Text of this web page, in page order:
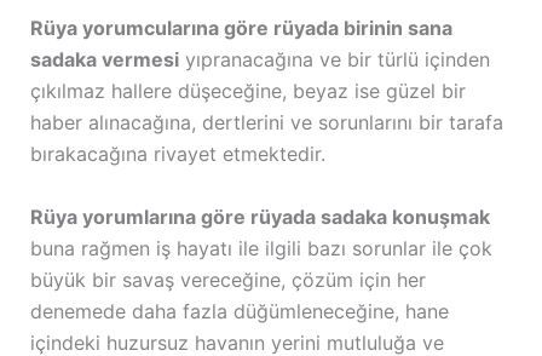
Rüya yorumcularına göre rüyada birinin sana
sadaka vermesiyıpranacağına ve bir türlü içinden
çıkılmaz hallere düşeceğine, beyaz ise güzel bir
haber alınacağına, dertlerini ve sorunlarını bir tarafa
bırakacağına rivayet etmektedir.
Rüya yorumlarına göre rüyada sadaka konuşmak
buna rağmen iş hayatı ile ilgili bazı sorunlar ile çok
büyük bir savaş vereceğine, çözüm için her
denemede daha fazla düğümleneceğine, hane
içindeki huzursuz havanın yerini mutluluğa ve